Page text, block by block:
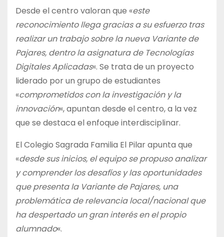
Desde el centro valoran que «este
reconocimiento llega gracias a su esfuerzo tras
realizar un trabajo sobre la nueva Variante de
Pajares, dentro la asignatura de Tecnologías
Digitales Aplicadas«. Se trata de un proyecto
liderado por un grupo de estudiantes
«comprometidos con la investigación y la
innovación«, apuntan desde el centro, a la vez
que se destaca el enfoque interdisciplinar.
El Colegio Sagrada Familia El Pilar apunta que
«desde sus inicios, el equipo se propuso analizar
y comprender los desafíos y las oportunidades
que presenta la Variante de Pajares, una
problemática de relevancia local/nacional que
ha despertado un gran interés en el propio
alumnado«.